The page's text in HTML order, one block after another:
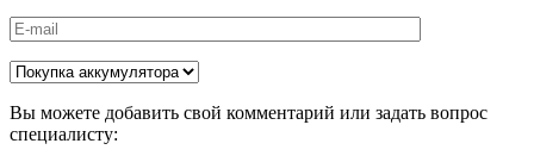
Вы можете добавить свой комментарий или задать вопрос
специалисту: